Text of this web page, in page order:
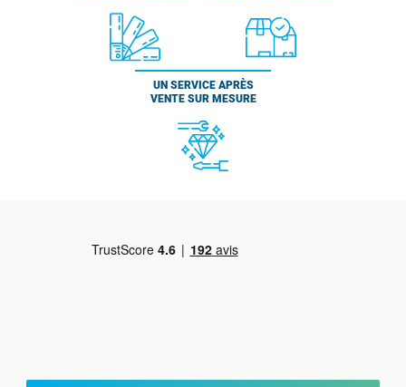
UN SERVICE APRÈS
VENTE SUR MESURE